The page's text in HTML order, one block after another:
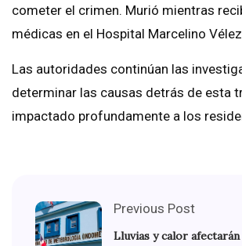
cometer el crimen. Murió mientras
médicas en el Hospital Marcelino
Las autoridades continúan las
determinar las causas detrás de esta
impactado profundamente a los
Previous Post
Lluvias y calor